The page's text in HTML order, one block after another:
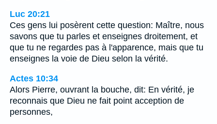
Luc 20:21
Ces gens lui posèrent cette question: Maître, nous
savons que tu parles et enseignes droitement, et
que tu ne regardes pas à l'apparence, mais que tu
enseignes la voie de Dieu selon la vérité.
Actes 10:34
Alors Pierre, ouvrant la bouche, dit: En vérité, je
reconnais que Dieu ne fait point acception de
personnes,